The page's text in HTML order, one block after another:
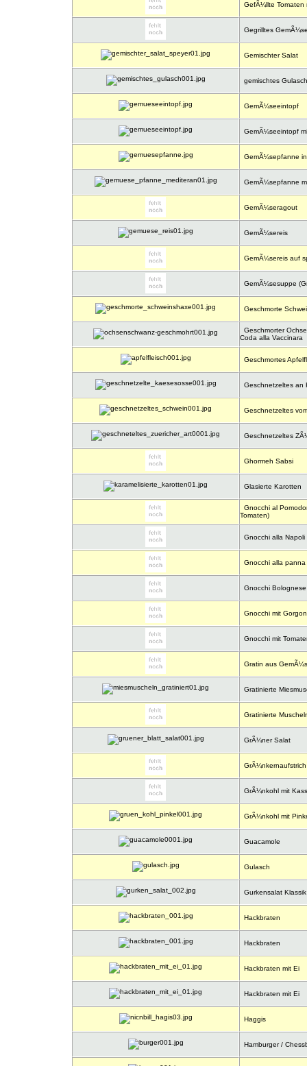
GefÃ¼llte Tomaten
Gegrilltes
Gemischter Salat
gemischtes Gulasch
GemÃ¼seeintopf
GemÃ¼seeintopf
GemÃ¼sepfanne
GemÃ¼sepfanne
GemÃ¼seragout
GemÃ¼sereis
GemÃ¼sereis auf
GemÃ¼sesuppe
Geschmorte
Geschmorter
Coda alla Vaccinara
Geschmortes
Geschnetzeltes an
Geschnetzeltes
Geschnetzeltes
Ghormeh Sabsi
Glasierte Karotten
Gnocchi al
Tomaten)
Gnocchi alla Napoli
Gnocchi alla panna
Gnocchi Bolognese
Gnocchi mit
Gnocchi mit
Gratin aus
Gratinierte
Gratinierte
GrÃ¼ner Salat
GrÃ¼nkernaufstrich
GrÃ¼nkohl mit
GrÃ¼nkohl mit
Guacamole
Gulasch
Gurkensalat Klassik
Hackbraten
Hackbraten
Hackbraten mit Ei
Hackbraten mit Ei
Haggis
Hamburger /